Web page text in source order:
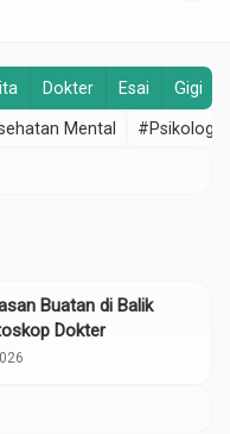
Dokter Esai Gigi
Mental #Psikologi
Buatan di Balik
Dokter